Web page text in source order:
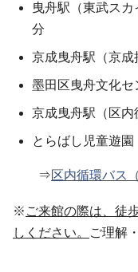
曳舟駅（東武ス
分
京成曳舟駅（京
墨田区曳舟文化
京成曳舟駅（区
とらばし児童遊
⇒区内循環バス
※ ご来館の際は、徒
しください。
ご理解